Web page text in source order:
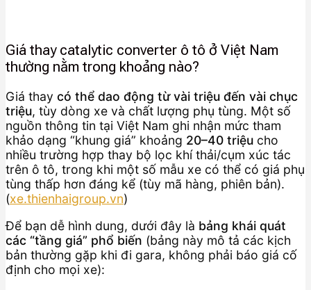
Giá thay catalytic converter ô tô ở Việt Nam
thường nằm trong khoảng nào?
Giá thay có thể dao động từ vài triệu đến vài chục
triệu, tùy dòng xe và chất lượng phụ tùng. Một số
nguồn thông tin tại Việt Nam ghi nhận mức tham
khảo dạng “khung giá” khoảng 20–40 triệu cho
nhiều trường hợp thay bộ lọc khí thải/cụm xúc tác
trên ô tô, trong khi một số mẫu xe có thể có giá phụ
tùng thấp hơn đáng kể (tùy mã hàng, phiên bản).
(xe.thienhaigroup.vn)
Để bạn dễ hình dung, dưới đây là bảng khái quát
các “tầng giá” phổ biến (bảng này mô tả các kịch
bản thường gặp khi đi gara, không phải báo giá cố
định cho mọi xe):